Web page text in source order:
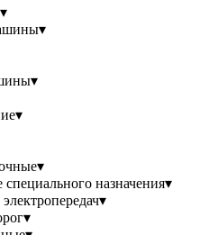
▾
▾
▾
▾
▾
назначения▾
▾
▾